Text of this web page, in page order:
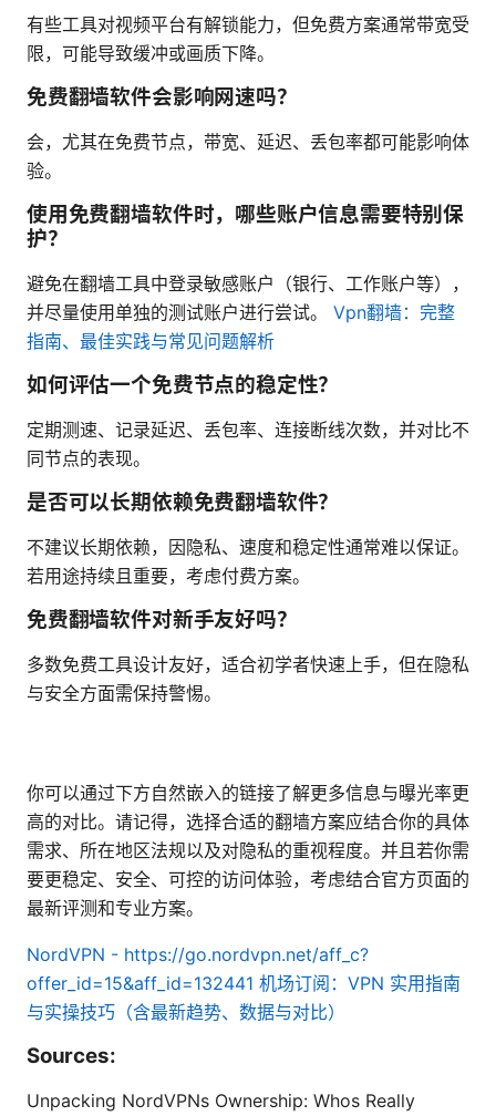
有些工具对视频平台有解锁能力，但免费方案通常带宽受
限，可能导致缓冲或画质下降。
免费翻墙软件会影响网速吗？
会，尤其在免费节点，带宽、延迟、丢包率都可能影响体
验。
使用免费翻墙软件时，哪些账户信息需要特别保
护？
避免在翻墙工具中登录敏感账户（银行、工作账户等），
并尽量使用单独的测试账户进行尝试。 Vpn翻墙：完整
指南、最佳实践与常见问题解析
如何评估一个免费节点的稳定性？
定期测速、记录延迟、丢包率、连接断线次数，并对比不
同节点的表现。
是否可以长期依赖免费翻墙软件？
不建议长期依赖，因隐私、速度和稳定性通常难以保证。
若用途持续且重要，考虑付费方案。
免费翻墙软件对新手友好吗？
多数免费工具设计友好，适合初学者快速上手，但在隐私
与安全方面需保持警惕。
你可以通过下方自然嵌入的链接了解更多信息与曝光率更
高的对比。请记得，选择合适的翻墙方案应结合你的具体
需求、所在地区法规以及对隐私的重视程度。并且若你需
要更稳定、安全、可控的访问体验，考虑结合官方页面的
最新评测和专业方案。
NordVPN - https://go.nordvpn.net/aff_c?
offer_id=15&aff_id=132441 机场订阅：VPN 实用指南
与实操技巧（含最新趋势、数据与对比）
Sources:
Unpacking NordVPNs Ownership: Whos Really